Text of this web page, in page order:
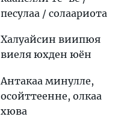
песулаа / солаариота
Халуайсин виипюя
виеля юхден юён
Антакаа минулле,
осойттеенне, олкаа
хюва